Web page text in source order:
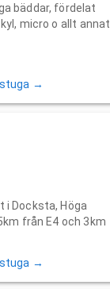
bäddar, fördelat
micro o allt annat
→
i Docksta, Höga
från E4 och 3km
→